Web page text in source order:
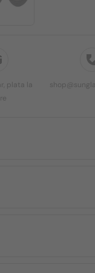
plata la